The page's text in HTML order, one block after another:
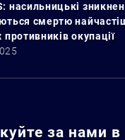
насильницькі
смертю
противників окупації
за нами в